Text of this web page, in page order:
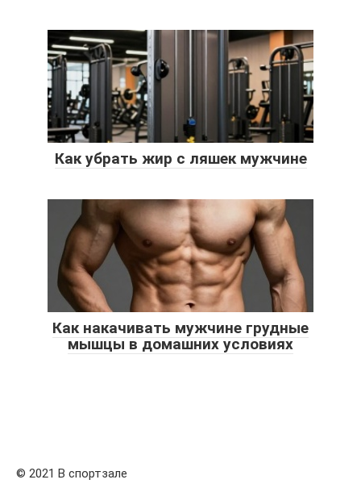
Как убрать жир с ляшек мужчине
Как накачивать мужчине грудные
мышцы в домашних условиях
© 2021 В спортзале